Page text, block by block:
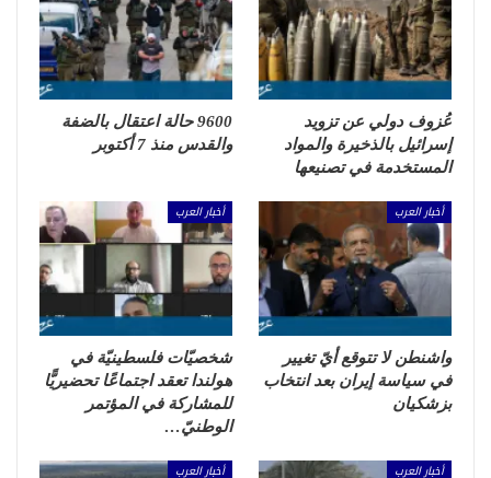
عُزوف دولي عن تزويد
إسرائيل بالذخيرة والمواد
المستخدمة في تصنيعها
9600 حالة اعتقال بالضفة
والقدس منذ 7 أكتوبر
أخبار العرب
واشنطن لا تتوقع أيّ تغيير
في سياسة إيران بعد انتخاب
بزشكيان
أخبار العرب
شخصيّات فلسطينيّة في
هولندا تعقد اجتماعًا تحضيريًّا
للمشاركة في المؤتمر
الوطنيّ…
أخبار العرب أخبار العرب